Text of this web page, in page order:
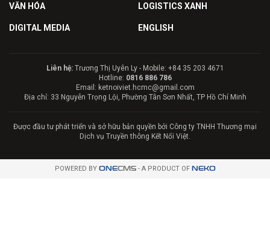
VĂN HÓA LOGISTICS XANH
DIGITAL MEDIA ENGLISH
Liên hệ:Trương Thị Uyên Ly - Mobile: +84 35 203 4671
Hotline: 0816 886 786
Email: ketnoiviet.hcmc@gmail.com
Địa chỉ: 33 Nguyễn Trọng Lội, Phường Tân Sơn Nhất, TP Hồ Chí Minh
Được đầu tư phát triển và sở hữu bản quyền bởi Công ty TNHH Thương mại
Dịch vụ Truyền thông Kết Nối Việt.
POWERED BY ONECMS- A PRODUCT OF NEKO